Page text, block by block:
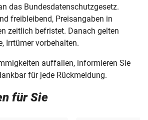
das Bundesdatenschutzgesetz.
freibleibend, Preisangaben in
zeitlich befristet. Danach gelten
Irrtümer vorbehalten.
auffallen, informieren Sie
für jede Rückmeldung.
für Sie